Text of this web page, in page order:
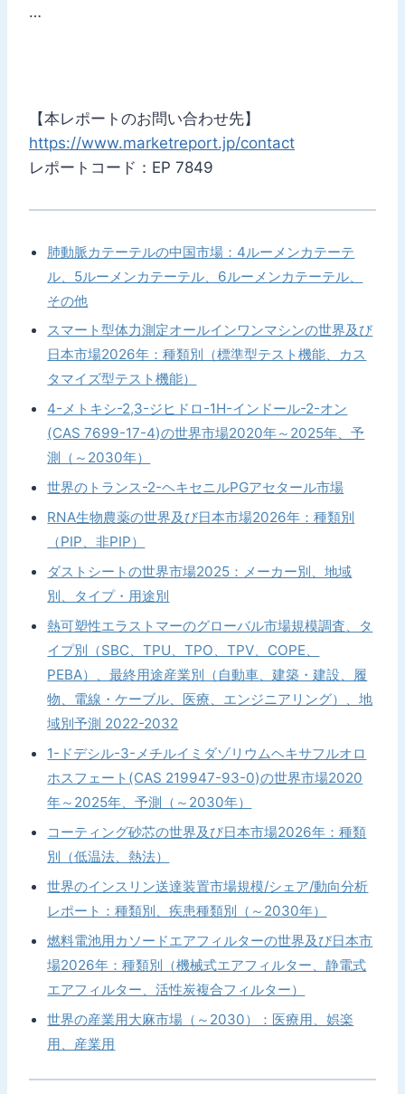
…
【本レポートのお問い合わせ先】
https://www.marketreport.jp/contact
レポートコード：EP 7849
肺動脈カテーテルの中国市場：4ルーメンカテーテ
ル、5ルーメンカテーテル、6ルーメンカテーテル、
その他
スマート型体力測定オールインワンマシンの世界及び
日本市場2026年：種類別（標準型テスト機能、カス
タマイズ型テスト機能）
4-メトキシ-2,3-ジヒドロ-1H-インドール-2-オン
(CAS 7699-17-4)の世界市場2020年～2025年、予
測（～2030年）
世界のトランス-2-ヘキセニルPGアセタール市場
RNA生物農薬の世界及び日本市場2026年：種類別
（PIP、非PIP）
ダストシートの世界市場2025：メーカー別、地域
別、タイプ・用途別
熱可塑性エラストマーのグローバル市場規模調査、タ
イプ別（SBC、TPU、TPO、TPV、COPE、
PEBA）、最終用途産業別（自動車、建築・建設、履
物、電線・ケーブル、医療、エンジニアリング）、地
域別予測 2022-2032
1-ドデシル-3-メチルイミダゾリウムヘキサフルオロ
ホスフェート(CAS 219947-93-0)の世界市場2020
年～2025年、予測（～2030年）
コーティング砂芯の世界及び日本市場2026年：種類
別（低温法、熱法）
世界のインスリン送達装置市場規模/シェア/動向分析
レポート：種類別、疾患種類別（～2030年）
燃料電池用カソードエアフィルターの世界及び日本市
場2026年：種類別（機械式エアフィルター、静電式
エアフィルター、活性炭複合フィルター）
世界の産業用大麻市場（～2030）：医療用、娯楽
用、産業用